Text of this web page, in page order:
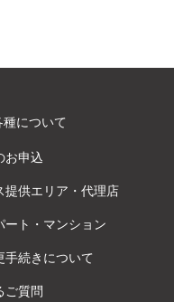
について
お申込
提供エリア・代理店
ート・マンション
手続きについて
ご質問